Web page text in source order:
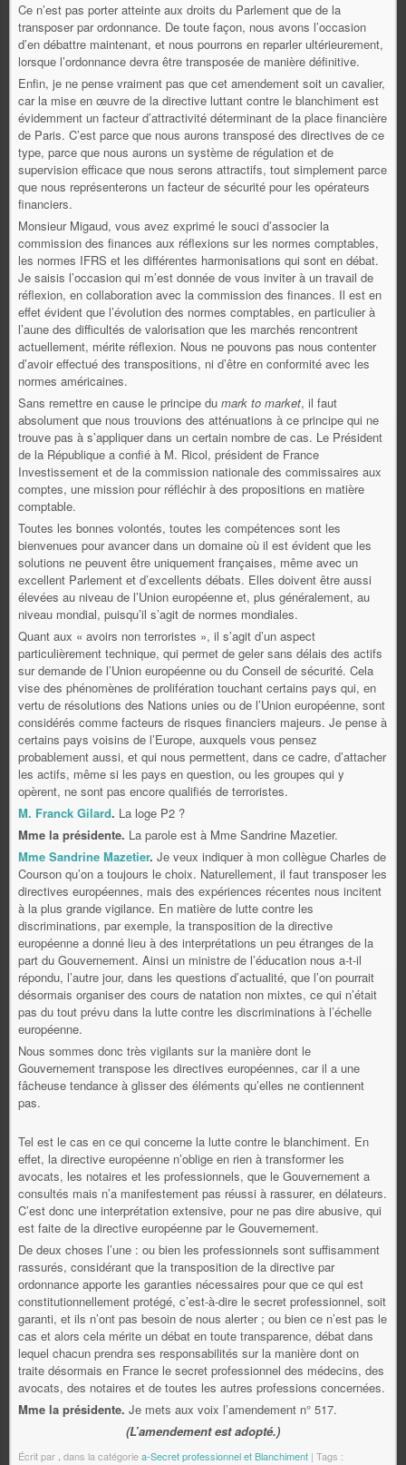
Ce n’est pas porter atteinte aux droits du Parlement que de la
transposer par ordonnance. De toute façon, nous avons l’occasion
d’en débattre maintenant, et nous pourrons en reparler ultérieurement,
lorsque l’ordonnance devra être transposée de manière définitive.
Enfin, je ne pense vraiment pas que cet amendement soit un cavalier,
car la mise en œuvre de la directive luttant contre le blanchiment est
évidemment un facteur d’attractivité déterminant de la place financière
de Paris. C’est parce que nous aurons transposé des directives de ce
type, parce que nous aurons un système de régulation et de
supervision efficace que nous serons attractifs, tout simplement parce
que nous représenterons un facteur de sécurité pour les opérateurs
financiers.
Monsieur Migaud, vous avez exprimé le souci d’associer la
commission des finances aux réflexions sur les normes comptables,
les normes IFRS et les différentes harmonisations qui sont en débat.
Je saisis l’occasion qui m’est donnée de vous inviter à un travail de
réflexion, en collaboration avec la commission des finances. Il est en
effet évident que l’évolution des normes comptables, en particulier à
l’aune des difficultés de valorisation que les marchés rencontrent
actuellement, mérite réflexion. Nous ne pouvons pas nous contenter
d’avoir effectué des transpositions, ni d’être en conformité avec les
normes américaines.
Sans remettre en cause le principe du mark to market, il faut
absolument que nous trouvions des atténuations à ce principe qui ne
trouve pas à s’appliquer dans un certain nombre de cas. Le Président
de la République a confié à M. Ricol, président de France
Investissement et de la commission nationale des commissaires aux
comptes, une mission pour réfléchir à des propositions en matière
comptable.
Toutes les bonnes volontés, toutes les compétences sont les
bienvenues pour avancer dans un domaine où il est évident que les
solutions ne peuvent être uniquement françaises, même avec un
excellent Parlement et d’excellents débats. Elles doivent être aussi
élevées au niveau de l’Union européenne et, plus généralement, au
niveau mondial, puisqu’il s’agit de normes mondiales.
Quant aux « avoirs non terroristes », il s’agit d’un aspect
particulièrement technique, qui permet de geler sans délais des actifs
sur demande de l’Union européenne ou du Conseil de sécurité. Cela
vise des phénomènes de prolifération touchant certains pays qui, en
vertu de résolutions des Nations unies ou de l’Union européenne, sont
considérés comme facteurs de risques financiers majeurs. Je pense à
certains pays voisins de l’Europe, auxquels vous pensez
probablement aussi, et qui nous permettent, dans ce cadre, d’attacher
les actifs, même si les pays en question, ou les groupes qui y
opèrent, ne sont pas encore qualifiés de terroristes.
M. Franck Gilard. La loge P2 ?
Mme la présidente. La parole est à Mme Sandrine Mazetier.
Mme Sandrine Mazetier. Je veux indiquer à mon collègue Charles de
Courson qu’on a toujours le choix. Naturellement, il faut transposer les
directives européennes, mais des expériences récentes nous incitent
à la plus grande vigilance. En matière de lutte contre les
discriminations, par exemple, la transposition de la directive
européenne a donné lieu à des interprétations un peu étranges de la
part du Gouvernement. Ainsi un ministre de l’éducation nous a-t-il
répondu, l’autre jour, dans les questions d’actualité, que l’on pourrait
désormais organiser des cours de natation non mixtes, ce qui n’était
pas du tout prévu dans la lutte contre les discriminations à l’échelle
européenne.
Nous sommes donc très vigilants sur la manière dont le
Gouvernement transpose les directives européennes, car il a une
fâcheuse tendance à glisser des éléments qu’elles ne contiennent
pas.
Tel est le cas en ce qui concerne la lutte contre le blanchiment. En
effet, la directive européenne n’oblige en rien à transformer les
avocats, les notaires et les professionnels, que le Gouvernement a
consultés mais n’a manifestement pas réussi à rassurer, en délateurs.
C’est donc une interprétation extensive, pour ne pas dire abusive, qui
est faite de la directive européenne par le Gouvernement.
De deux choses l’une : ou bien les professionnels sont suffisamment
rassurés, considérant que la transposition de la directive par
ordonnance apporte les garanties nécessaires pour que ce qui est
constitutionnellement protégé, c’est-à-dire le secret professionnel, soit
garanti, et ils n’ont pas besoin de nous alerter ; ou bien ce n’est pas le
cas et alors cela mérite un débat en toute transparence, débat dans
lequel chacun prendra ses responsabilités sur la manière dont on
traite désormais en France le secret professionnel des médecins, des
avocats, des notaires et de toutes les autres professions concernées.
Mme la présidente. Je mets aux voix l’amendement n° 517.
(L’amendement est adopté.)
Écrit par dans la catégoriea-Secret professionnel et Blanchiment | Tags :